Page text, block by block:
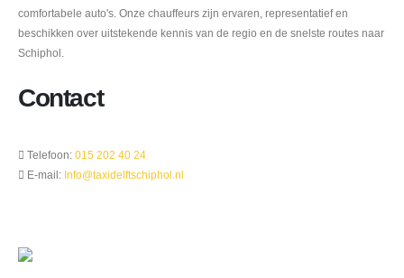
comfortabele auto's. Onze chauffeurs zijn ervaren, representatief en
beschikken over uitstekende kennis van de regio en de snelste routes naar
Schiphol.
Contact
 Telefoon: 015 202 40 24
 E-mail: Info@taxidelftschiphol.nl